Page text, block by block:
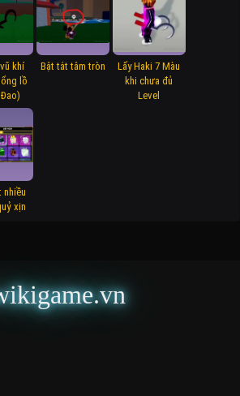
khí
lồ
Bật tắt tâm tròn
Lấy Haki 7 Màu
khi chưa đủ
Level
nhiều
xịn